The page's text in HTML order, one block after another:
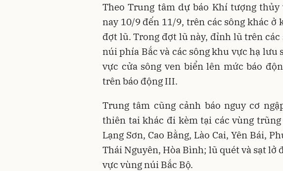
Theo Trung tâm dự báo Khí tượng thủy
nay 10/9 đến 11/9, trên các sông khác ở
đợt lũ. Trong đợt lũ này, đỉnh lũ trên
núi phía Bắc và các sông khu vực hạ lưu
vực cửa sông ven biển lên mức báo
trên báo động III.
Trung tâm cũng cảnh báo nguy cơ
thiên tai khác đi kèm tại các vùng
Lạng Sơn, Cao Bằng, Lào Cai, Yên Bái,
Thái Nguyên, Hòa Bình; lũ quét và sạt lở
vực vùng núi Bắc Bộ.